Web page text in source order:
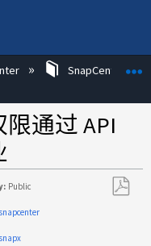
SnapCenter知
通过 API
Public
snapcenter
snapx